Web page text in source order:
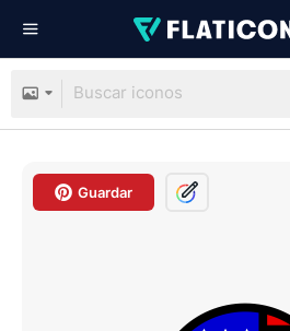
Guardar